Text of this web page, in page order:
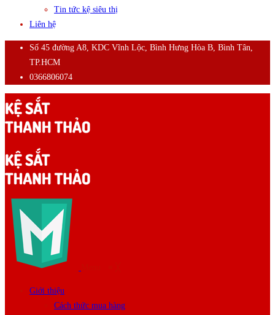
Tin tức kệ siêu thị
Liên hệ
Số 45 đường A8, KDC Vĩnh Lộc, Bình Hưng Hòa B, Bình Tân,
TP.HCM
0366806074
Giới thiệu
Cách thức mua hàng